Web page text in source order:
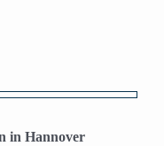
in Hannover